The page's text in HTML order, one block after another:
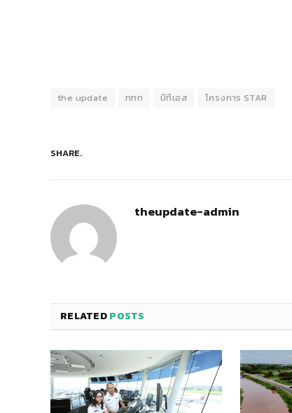
the update ททท บีทีเอส โครงการ STAR
SHARE.
theupdate-admin
RELATEDPOSTS